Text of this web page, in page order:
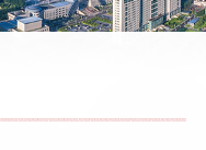
政府>市政府领